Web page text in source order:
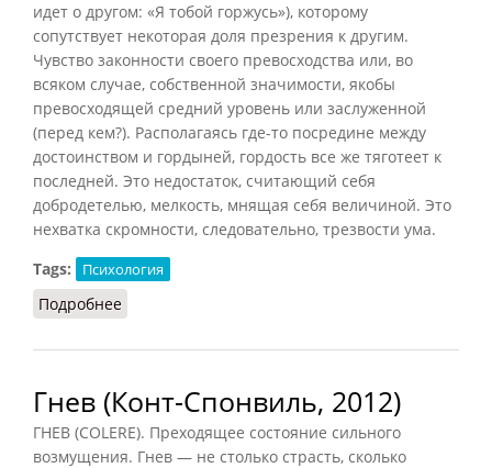
идет о другом: «Я тобой горжусь»), которому
сопутствует некоторая доля презрения к другим.
Чувство законности своего превосходства или, во
всяком случае, собственной значимости, якобы
превосходящей средний уровень или заслуженной
(перед кем?). Располагаясь где-то посредине между
достоинством и гордыней, гордость все же тяготеет к
последней. Это недостаток, считающий себя
добродетелью, мелкость, мнящая себя величиной. Это
нехватка скромности, следовательно, трезвости ума.
Tags:
Психология
Подробнее
Гнев (Конт-Спонвиль, 2012)
ГНЕВ (COLERE). Преходящее состояние сильного
возмущения. Гнев — не столько страсть, сколько